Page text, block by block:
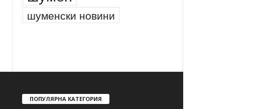
шуменски новини
ПОПУЛЯРНА КАТЕГОРИЯ